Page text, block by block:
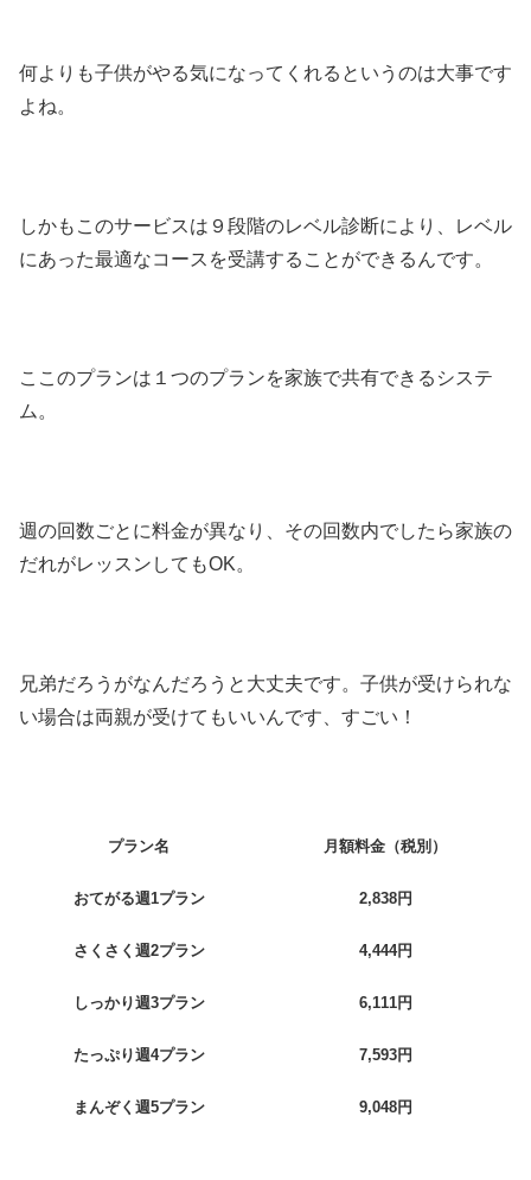
何よりも子供がやる気になってくれるというのは大事です
よね。
しかもこのサービスは９段階のレベル診断により、レベル
にあった最適なコースを受講することができるんです。
ここのプランは１つのプランを家族で共有できるシステ
ム。
週の回数ごとに料金が異なり、その回数内でしたら家族の
だれがレッスンしてもOK。
兄弟だろうがなんだろうと大丈夫です。子供が受けられな
い場合は両親が受けてもいいんです、すごい！
プラン名 月額料金（税別）
おてがる週1プラン 2,838円
さくさく週2プラン 4,444円
しっかり週3プラン 6,111円
たっぷり週4プラン 7,593円
まんぞく週5プラン 9,048円